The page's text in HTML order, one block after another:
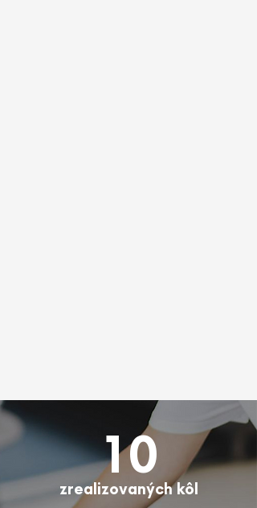
10
zrealizovaných kôl